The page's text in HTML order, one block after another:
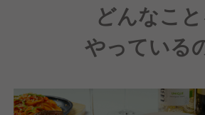
どんなこ
やっている